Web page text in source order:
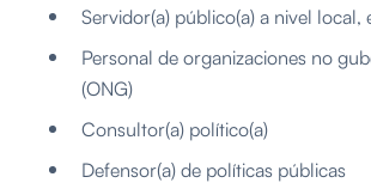
Servidor(a) público(a) a nivel local,
Personal de organizaciones no
(ONG)
Consultor(a) político(a)
Defensor(a) de políticas públicas